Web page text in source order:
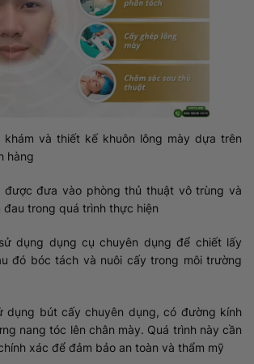
khám và thiết kế khuôn lông mày dựa trên
hàng
được đưa vào phòng thủ thuật vô trùng và
trong quá trình thực hiện
dụng dụng cụ chuyên dụng để chiết lấy
đó bóc tách và nuôi cấy trong môi trường
dụng bút cấy chuyên dụng, có đường kính
nang tóc lên chân mày. Quá trình này cần
xác để đảm bảo an toàn và thẩm mỹ